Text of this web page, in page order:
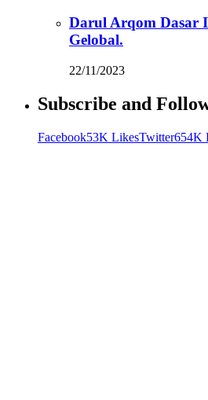
Darul Arqom Dasar
Gelobal.
22/11/2023
Subscribe and
Facebook53K LikesTwitter654K